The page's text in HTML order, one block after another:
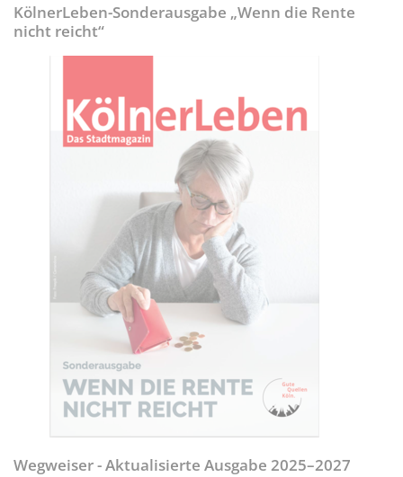
KölnerLeben-Sonderausgabe „Wenn die Rente
nicht reicht“
Wegweiser - Aktualisierte Ausgabe 2025–2027